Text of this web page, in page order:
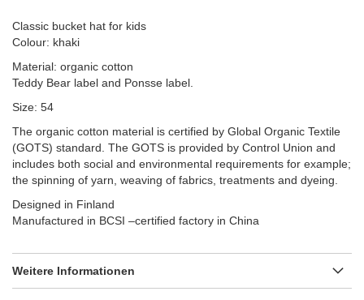
Classic bucket hat for kids
Colour: khaki
Material: organic cotton
Teddy Bear label and Ponsse label.
Size: 54
The organic cotton material is certified by Global Organic Textile
(GOTS) standard. The GOTS is provided by Control Union and
includes both social and environmental requirements for example;
the spinning of yarn, weaving of fabrics, treatments and dyeing.
Designed in Finland
Manufactured in BCSI –certified factory in China
Weitere Informationen